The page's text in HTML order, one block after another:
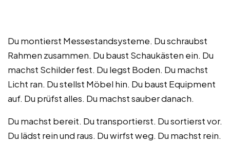
Du montierst Messestandsysteme. Du schraubst
Rahmen zusammen. Du baust Schaukästen ein. Du
machst Schilder fest. Du legst Boden. Du machst
Licht ran. Du stellst Möbel hin. Du baust Equipment
auf. Du prüfst alles. Du machst sauber danach.
Du machst bereit. Du transportierst. Du sortierst vor.
Du lädst rein und raus. Du wirfst weg. Du machst rein.